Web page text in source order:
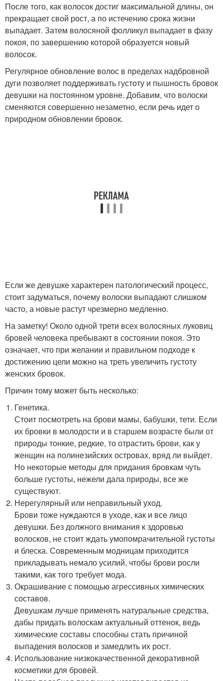
После того, как волосок достиг максимальной длины, он
прекращает свой рост, а по истечению срока жизни
выпадает. Затем волосяной фолликул выпадает в фазу
покоя, по завершению которой образуется новый
волосок.
Регулярное обновление волос в пределах надбровной
дуги позволяет поддерживать густоту и пышность бровок
девушки на постоянном уровне. Добавим, что волоски
сменяются совершенно незаметно, если речь идет о
природном обновлении бровок.
Если же девушке характерен патологический процесс,
стоит задуматься, почему волоски выпадают слишком
часто, а новые растут чрезмерно медленно.
На заметку! Около одной трети всех волосяных луковиц
бровей человека пребывают в состоянии покоя. Это
означает, что при желании и правильном подходе к
достижению цели можно на треть увеличить густоту
женских бровок.
Причин тому может быть несколько:
Генетика.
Стоит посмотреть на брови мамы, бабушки, тети. Если
их бровки в молодости и в старшем возрасте были от
природы тонкие, редкие, то отрастить брови, как у
женщин на полинезийских островах, вряд ли выйдет.
Но некоторые методы для придания бровкам чуть
больше густоты, нежели дала природы, все же
существуют.
Нерегулярный или неправильный уход.
Брови тоже нуждаются в уходе, как и все лицо
девушки. Без должного внимания к здоровью
волосков, не стоит ждать умопомрачительной густоты
и блеска. Современным модницам приходится
прикладывать немало усилий, чтобы брови росли
такими, как того требует мода.
Окрашивание с помощью агрессивных химических
составов.
Девушкам лучше применять натуральные средства,
дабы придать волоскам актуальный оттенок, ведь
химические составы способны стать причиной
выпадения волосков и замедлить их рост.
Использование низкокачественной декоративной
косметики для бровей.